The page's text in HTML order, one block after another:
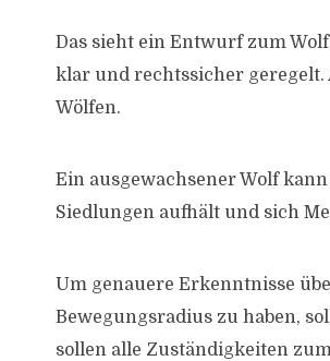
Das sieht ein Entwurf zum
klar und rechtssicher
Wölfen.
Ein ausgewachsener Wolf
Siedlungen aufhält und sich
Um genauere Erkenntnisse
Bewegungsradius zu haben,
sollen alle Zuständigkeiten